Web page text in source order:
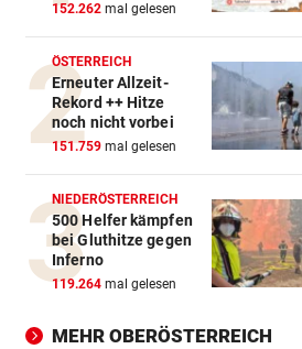
Wie es mit dem Kult-
jetzt weitergeht
152.262 mal gelesen
ÖSTERREICH
Erneuter Allzeit-
Rekord ++ Hitze
noch nicht vorbei
151.759 mal gelesen
NIEDERÖSTERREICH
500 Helfer kämpfen
bei Gluthitze gegen
Inferno
119.264 mal gelesen
MEHR OBERÖSTERREICH